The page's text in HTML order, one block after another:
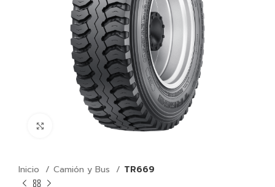
Click para agrandar
Inicio Camión y Bus TR669